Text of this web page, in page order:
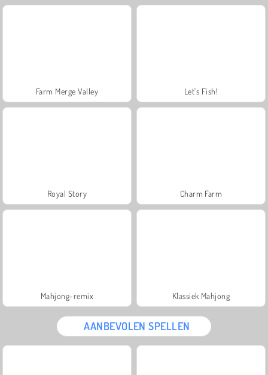
Farm Merge Valley Let's Fish!
Royal Story Charm Farm
Mahjong-remix Klassiek Mahjong
AANBEVOLEN SPELLEN